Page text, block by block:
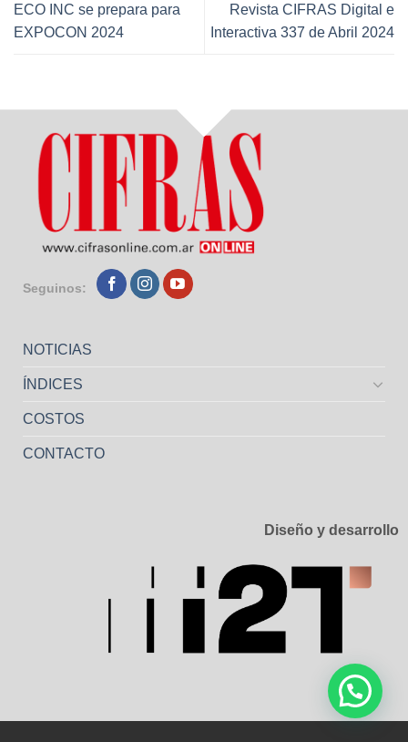
ECO INC se prepara para
EXPOCON 2024
Revista CIFRAS Digital e
Interactiva 337 de Abril 2024
Seguinos:
NOTICIAS
ÍNDICES
COSTOS
CONTACTO
Diseño y desarrollo